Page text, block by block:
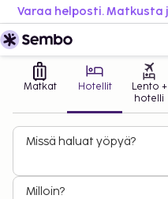
Matkat Hotellit
Lento +
hotelli
Missä haluat yöpyä?
Milloin?